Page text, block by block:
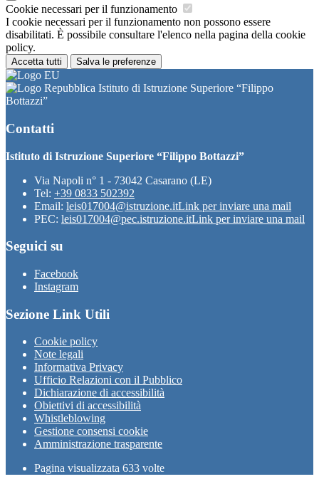
Cookie necessari per il funzionamento
I cookie necessari per il funzionamento non possono essere
disabilitati. È possibile consultare l'elenco nella pagina della cookie
policy.
Accetta tutti Salva le preferenze
Istituto di Istruzione Superiore “Filippo
Bottazzi”
Contatti
Istituto di Istruzione Superiore “Filippo Bottazzi”
Via Napoli n° 1 - 73042 Casarano (LE)
Tel: +39 0833 502392
Email: leis017004@istruzione.itLink per inviare una mail
PEC: leis017004@pec.istruzione.itLink per inviare una mail
Seguici su
Facebook
Instagram
Sezione Link Utili
Cookie policy
Note legali
Informativa Privacy
Ufficio Relazioni con il Pubblico
Dichiarazione di accessibilità
Obiettivi di accessibilità
Whistleblowing
Gestione consensi cookie
Amministrazione trasparente
Pagina visualizzata 633 volte